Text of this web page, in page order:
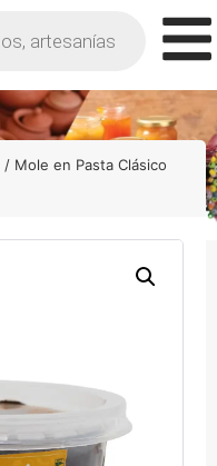
/ Mole en Pasta Clásico